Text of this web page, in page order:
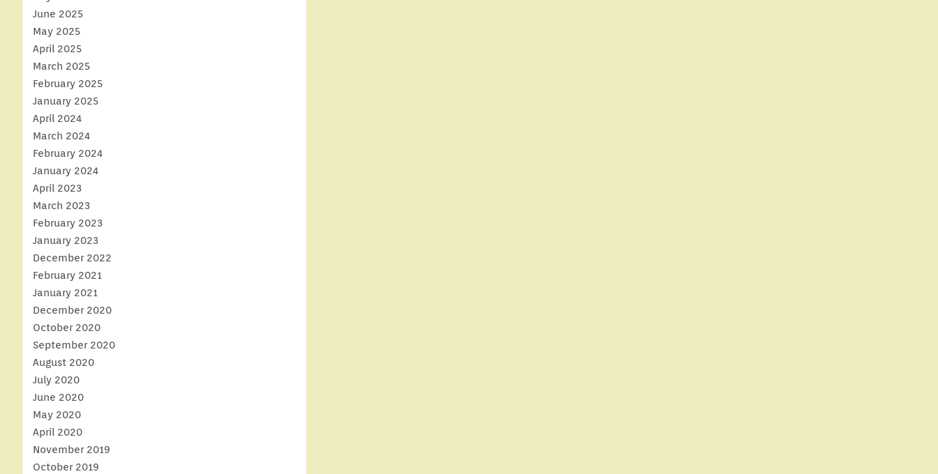
June 2025
May 2025
April 2025
March 2025
February 2025
January 2025
April 2024
March 2024
February 2024
January 2024
April 2023
March 2023
February 2023
January 2023
December 2022
February 2021
January 2021
December 2020
October 2020
September 2020
August 2020
July 2020
June 2020
May 2020
April 2020
November 2019
October 2019